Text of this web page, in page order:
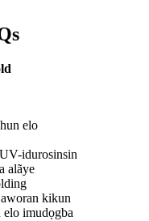
elo
idurosinsin
alãye
kikun
imudọgba